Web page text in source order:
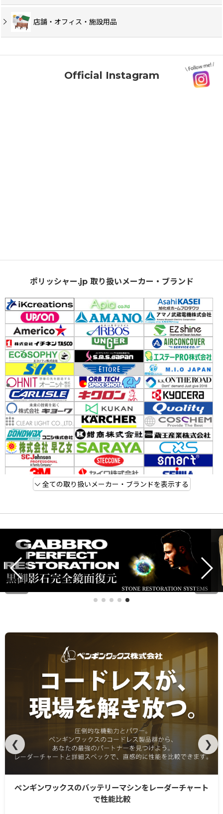
店舗・オフィス・施設用品
Official Instagram
ポリッシャー.jp 取り扱いメーカー・ブランド
全ての取り扱いメーカー・ブランドを表示する
ペンギンワックスのバッテリーマシンをレーダーチャート
で性能比較
❮ ❯